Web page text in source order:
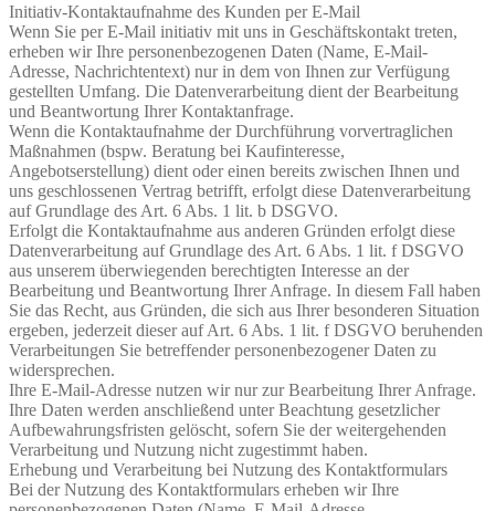
Initiativ-Kontaktaufnahme des Kunden per E-Mail
Wenn Sie per E-Mail initiativ mit uns in Geschäftskontakt treten,
erheben wir Ihre personenbezogenen Daten (Name, E-Mail-
Adresse, Nachrichtentext) nur in dem von Ihnen zur Verfügung
gestellten Umfang. Die Datenverarbeitung dient der Bearbeitung
und Beantwortung Ihrer Kontaktanfrage.
Wenn die Kontaktaufnahme der Durchführung vorvertraglichen
Maßnahmen (bspw. Beratung bei Kaufinteresse,
Angebotserstellung) dient oder einen bereits zwischen Ihnen und
uns geschlossenen Vertrag betrifft, erfolgt diese Datenverarbeitung
auf Grundlage des Art. 6 Abs. 1 lit. b DSGVO.
Erfolgt die Kontaktaufnahme aus anderen Gründen erfolgt diese
Datenverarbeitung auf Grundlage des Art. 6 Abs. 1 lit. f DSGVO
aus unserem überwiegenden berechtigten Interesse an der
Bearbeitung und Beantwortung Ihrer Anfrage. In diesem Fall haben
Sie das Recht, aus Gründen, die sich aus Ihrer besonderen Situation
ergeben, jederzeit dieser auf Art. 6 Abs. 1 lit. f DSGVO beruhenden
Verarbeitungen Sie betreffender personenbezogener Daten zu
widersprechen.
Ihre E-Mail-Adresse nutzen wir nur zur Bearbeitung Ihrer Anfrage.
Ihre Daten werden anschließend unter Beachtung gesetzlicher
Aufbewahrungsfristen gelöscht, sofern Sie der weitergehenden
Verarbeitung und Nutzung nicht zugestimmt haben.
Erhebung und Verarbeitung bei Nutzung des Kontaktformulars
Bei der Nutzung des Kontaktformulars erheben wir Ihre